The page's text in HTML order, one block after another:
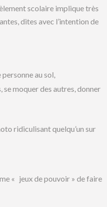
scolaire implique très
dites avec l’intention de
au sol,
se moquer des autres, donner
ridiculisant quelqu’un sur
« jeux de pouvoir » de faire